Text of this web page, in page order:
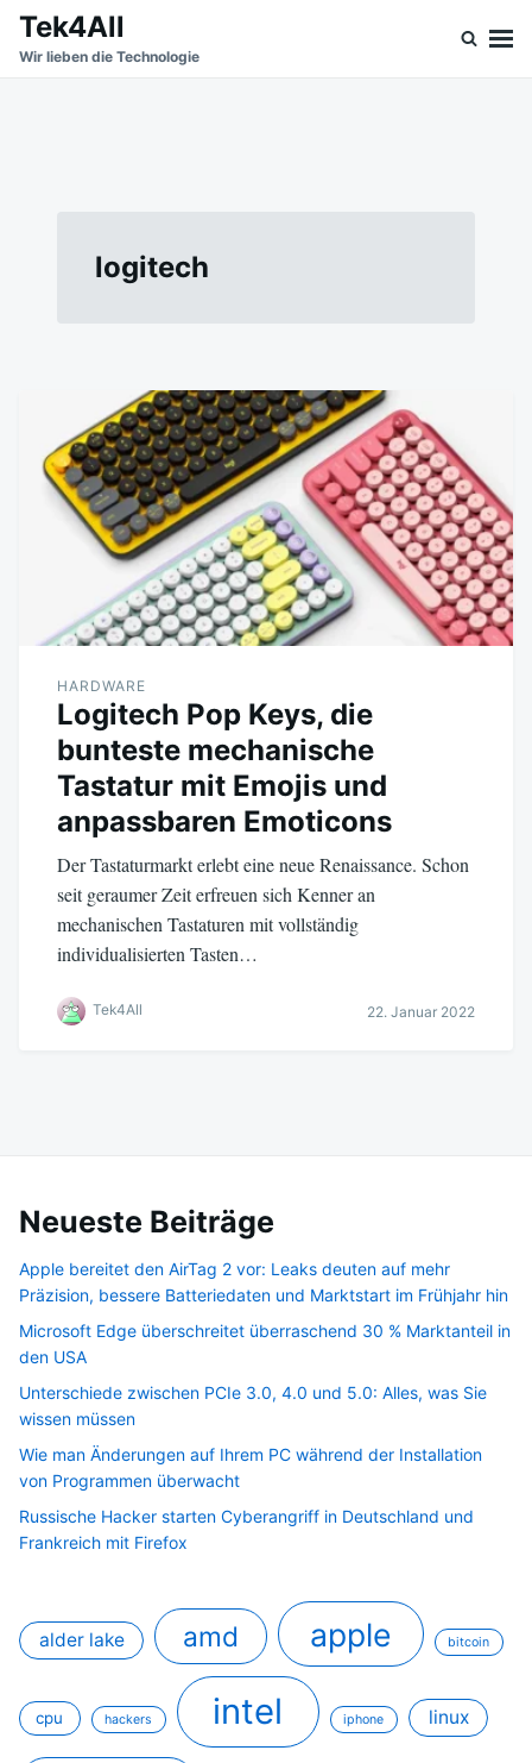
SkipSearch
for:
Tek4All
Wir lieben die Technologie
logitech
HARDWARE
Logitech Pop Keys, die
bunteste mechanische
Tastatur mit Emojis und
anpassbaren Emoticons
Der Tastaturmarkt erlebt eine neue Renaissance. Schon
seit geraumer Zeit erfreuen sich Kenner an
mechanischen Tastaturen mit vollständig
individualisierten Tasten…
Tek4All 22. Januar 2022
Neueste Beiträge
Apple bereitet den AirTag 2 vor: Leaks deuten auf mehr
Präzision, bessere Batteriedaten und Marktstart im Frühjahr hin
Microsoft Edge überschreitet überraschend 30 % Marktanteil in
den USA
Unterschiede zwischen PCIe 3.0, 4.0 und 5.0: Alles, was Sie
wissen müssen
Wie man Änderungen auf Ihrem PC während der Installation
von Programmen überwacht
Russische Hacker starten Cyberangriff in Deutschland und
Frankreich mit Firefox
alder lake amd apple bitcoin
cpu hackers intel iphone linux